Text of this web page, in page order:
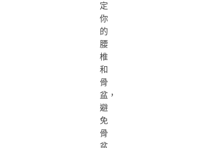
定
你
的
腰
椎
和
骨
盆，
避
免
骨
盆